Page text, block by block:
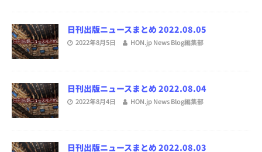
日刊出版ニュースまとめ 2022.08.05
2022年8月5日 HON.jp News Blog編集部
日刊出版ニュースまとめ 2022.08.04
2022年8月4日 HON.jp News Blog編集部
日刊出版ニュースまとめ 2022.08.03